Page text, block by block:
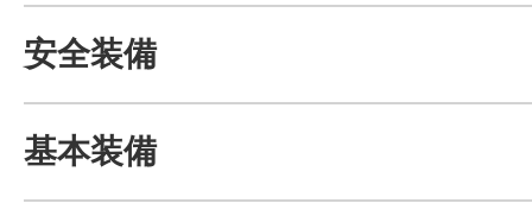
安全装備
基本装備